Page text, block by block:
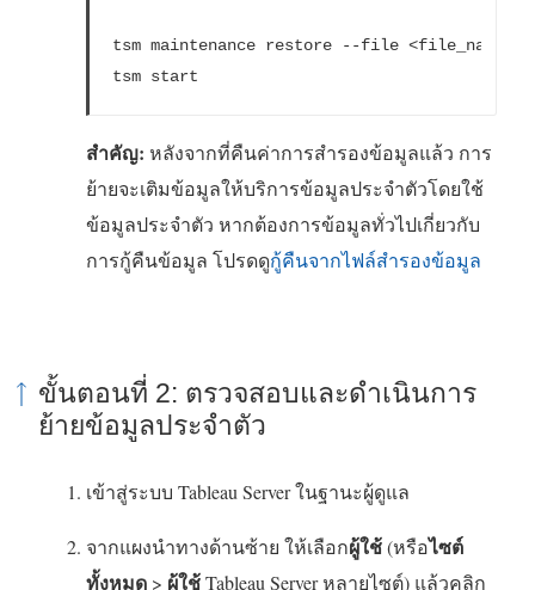
tsm maintenance restore --file <file_name>
tsm start
สำคัญ: หลังจากที่คืนค่าการสำรองข้อมูลแล้ว การ
ย้ายจะเติมข้อมูลให้บริการข้อมูลประจำตัวโดยใช้
ข้อมูลประจำตัว หากต้องการข้อมูลทั่วไปเกี่ยวกับ
การกู้คืนข้อมูล โปรดดูกู้คืนจากไฟล์สำรองข้อมูล
ขั้นตอนที่ 2: ตรวจสอบและดำเนินการ
ย้ายข้อมูลประจำตัว
เข้าสู่ระบบ Tableau Server ในฐานะผู้ดูแล
จากแผงนำทางด้านซ้าย ให้เลือกผู้ใช้(หรือไซต์
ทั้งหมด > ผู้ใช้Tableau Server หลายไซต์) แล้วคลิก